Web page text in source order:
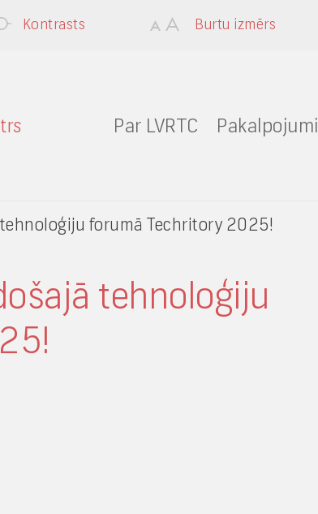
Kontrasts Burtu izmērs
Par LVRTC Pakalpojumi
tehnoloģiju forumā Techritory 2025!
tehnoloģiju